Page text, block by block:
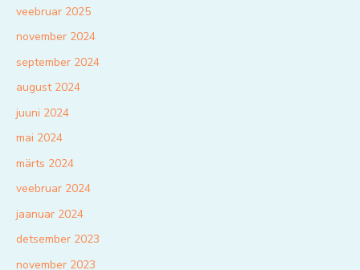
veebruar 2025
november 2024
september 2024
august 2024
juuni 2024
mai 2024
märts 2024
veebruar 2024
jaanuar 2024
detsember 2023
november 2023